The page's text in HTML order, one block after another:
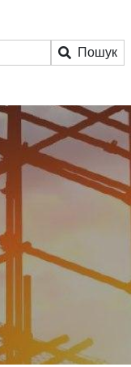
Пошук